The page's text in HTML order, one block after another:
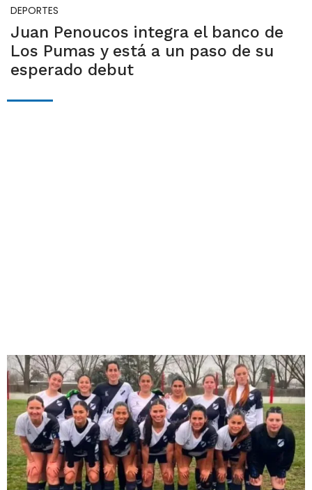
DEPORTES
Juan Penoucos integra el banco de
Los Pumas y está a un paso de su
esperado debut